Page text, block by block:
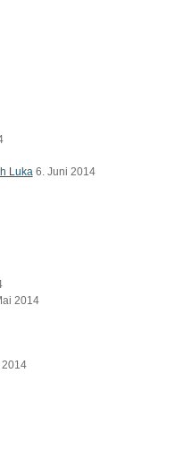
Luka 6. Juni 2014
2014
2014